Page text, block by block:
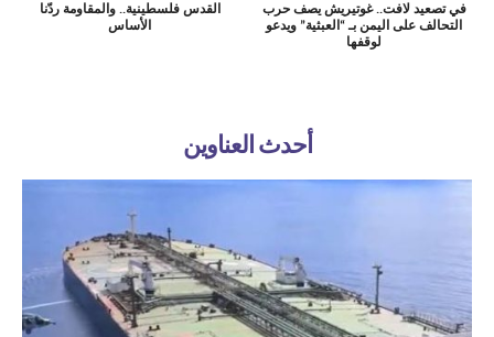
القدس فلسطينية.. والمقاومة ردّنا
الأساس
في تصعيد لافت.. غوتيريش يصف حرب
التحالف على اليمن بـ “العبثية” ويدعو
لوقفها
أحدث العناوين